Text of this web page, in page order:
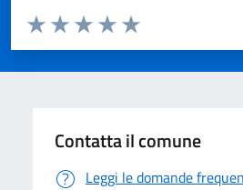
Domanda
Valuta da 1 a 5 stelle la pagina
Valuta 5 stelle su 5
Valuta 4 stelle su 5
Valuta 3 stelle su 5
Valuta 2 stelle su 5
Valuta 1 stelle su 5
Contatta il comune
Leggi le domande